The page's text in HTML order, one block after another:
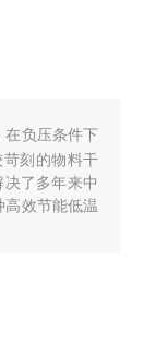
在负压条件下
刻的物料干
了多年来中
高效节能低温